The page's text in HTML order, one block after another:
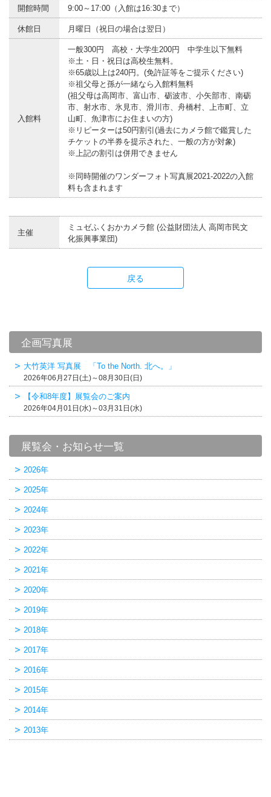
開館時間 9:00～17:00（入館は16:30まで）
休館日 月曜日（祝日の場合は翌日）
入館料
一般300円 高校・大学生200円 中学生以下無料
※土・日・祝日は高校生無料。
※65歳以上は240円。(免許証等をご提示ください)
※祖父母と孫が一緒なら入館料無料
(祖父母は高岡市、富山市、砺波市、小矢部市、南砺
市、射水市、氷見市、滑川市、舟橋村、上市町、立
山町、魚津市にお住まいの方)
※リピーターは50円割引(過去にカメラ館で鑑賞した
チケットの半券を提示された、一般の方が対象)
※上記の割引は併用できません
※同時開催のワンダーフォト写真展2021-2022の入館
料も含まれます
主催
ミュゼふくおかカメラ館 (公益財団法人 高岡市民文
化振興事業団)
戻る
企画写真展
大竹英洋 写真展 「To the North. 北へ。」
2026年06月27日(土)～08月30日(日)
【令和8年度】展覧会のご案内
2026年04月01日(水)～03月31日(水)
展覧会・お知らせ一覧
2026年
2025年
2024年
2023年
2022年
2021年
2020年
2019年
2018年
2017年
2016年
2015年
2014年
2013年